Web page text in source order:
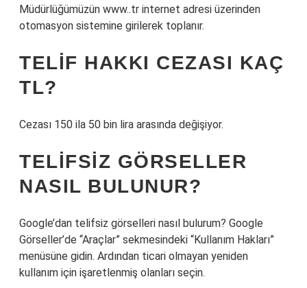
Müdürlüğümüzün www..tr internet adresi üzerinden
otomasyon sistemine girilerek toplanır.
TELIF HAKKI CEZASI KAÇ
TL?
Cezası 150 ila 50 bin lira arasında değişiyor.
TELIFSIZ GÖRSELLER
NASIL BULUNUR?
Google’dan telifsiz görselleri nasıl bulurum? Google
Görseller’de “Araçlar” sekmesindeki “Kullanım Hakları”
menüsüne gidin. Ardından ticari olmayan yeniden
kullanım için işaretlenmiş olanları seçin.